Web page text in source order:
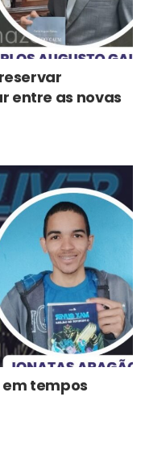
entre as novas
em tempos